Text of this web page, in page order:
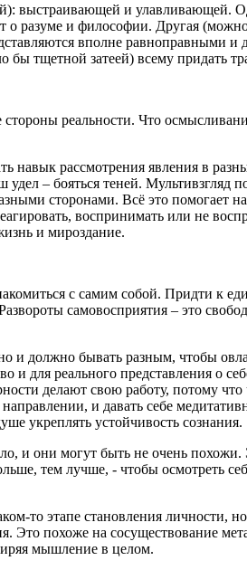
выстраивающей и улавливающей.
о разуме и философии. Другая
вполне равноправными
бы тщетной затеей) всему придать
реальности. Что
рассмотрения явления в
– бояться теней. Мультивзгляд
сторонами. Всё это помогает
воспринимать или не
и мироздание.
с самим собой. Придти к
самовосприятия – это
и должно бывать разным, чтобы
для реального представления о
делают свою работу, потому
и давать себе
укреплять устойчивость сознания.
и они могут быть не очень
тем лучше, - чтобы осмотреть
то этапе становления личности,
похоже на сосуществование
мышление в целом.